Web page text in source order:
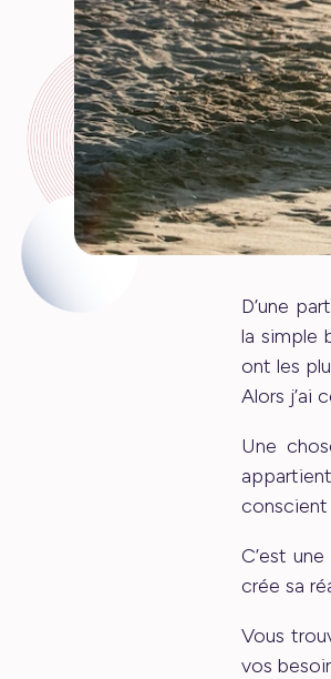
D’une
la simple
ont les
Alors j’ai
Une
conscient
C’est
crée sa
Vous
vos